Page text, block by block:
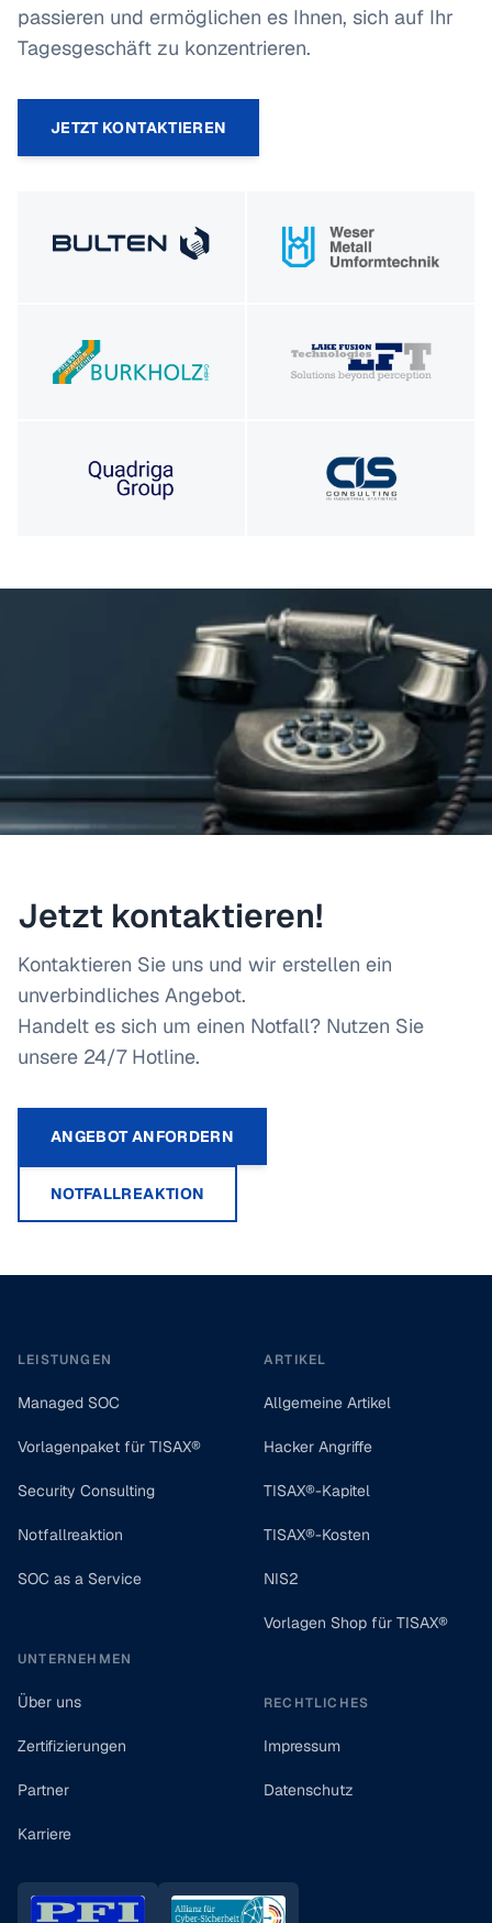
passieren und ermöglichen es Ihnen, sich auf Ihr
Tagesgeschäft zu konzentrieren.
JETZT KONTAKTIEREN
Jetzt kontaktieren!
Kontaktieren Sie uns und wir erstellen ein
unverbindliches Angebot.
Handelt es sich um einen Notfall? Nutzen Sie
unsere 24/7 Hotline.
ANGEBOT ANFORDERN
NOTFALLREAKTION
LEISTUNGEN
Managed SOC
Vorlagenpaket für TISAX®
Security Consulting
Notfallreaktion
SOC as a Service
UNTERNEHMEN
Über uns
Zertifizierungen
Partner
Karriere
ARTIKEL
Allgemeine Artikel
Hacker Angriffe
TISAX®-Kapitel
TISAX®-Kosten
NIS2
Vorlagen Shop für TISAX®
RECHTLICHES
Impressum
Datenschutz